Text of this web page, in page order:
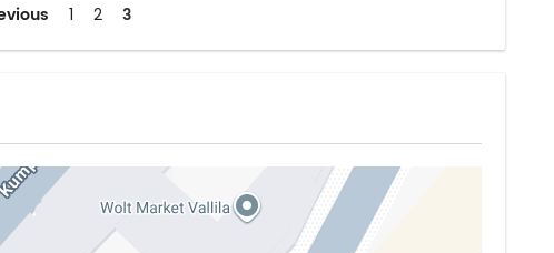
1 2 3